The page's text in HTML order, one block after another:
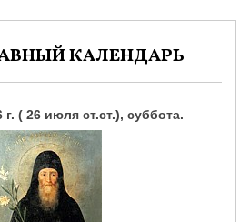
КАЛЕНДАРЬ
г. ( 26 июля ст.ст.), суббота.